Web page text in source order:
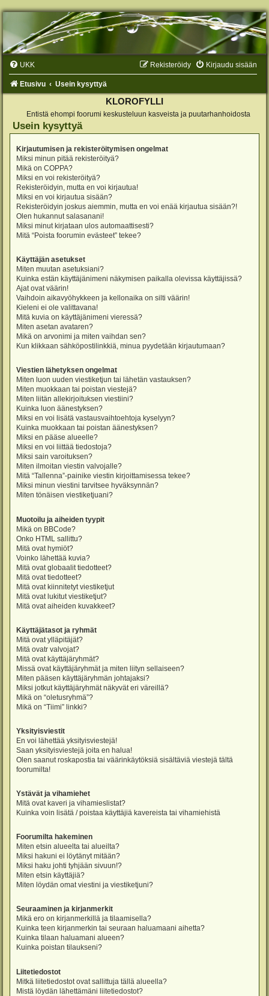
UKK Kirjaudu sisään
Rekisteröidy
Etusivu Usein kysyttyä
KLOROFYLLI
Entistä ehompi foorumi keskusteluun kasveista ja puutarhanhoidosta
Usein kysyttyä
Kirjautumisen ja rekisteröitymisen ongelmat
Miksi minun pitää rekisteröityä?
Mikä on COPPA?
Miksi en voi rekisteröityä?
Rekisteröidyin, mutta en voi kirjautua!
Miksi en voi kirjautua sisään?
Rekisteröidyin joskus aiemmin, mutta en voi enää kirjautua sisään?!
Olen hukannut salasanani!
Miksi minut kirjataan ulos automaattisesti?
Mitä “Poista foorumin evästeet” tekee?
Käyttäjän asetukset
Miten muutan asetuksiani?
Kuinka estän käyttäjänimeni näkymisen paikalla olevissa käyttäjissä?
Ajat ovat väärin!
Vaihdoin aikavyöhykkeen ja kellonaika on silti väärin!
Kieleni ei ole valittavana!
Mitä kuvia on käyttäjänimeni vieressä?
Miten asetan avataren?
Mikä on arvonimi ja miten vaihdan sen?
Kun klikkaan sähköpostilinkkiä, minua pyydetään kirjautumaan?
Viestien lähetyksen ongelmat
Miten luon uuden viestiketjun tai lähetän vastauksen?
Miten muokkaan tai poistan viestejä?
Miten liitän allekirjoituksen viestiini?
Kuinka luon äänestyksen?
Miksi en voi lisätä vastausvaihtoehtoja kyselyyn?
Kuinka muokkaan tai poistan äänestyksen?
Miksi en pääse alueelle?
Miksi en voi liittää tiedostoja?
Miksi sain varoituksen?
Miten ilmoitan viestin valvojalle?
Mitä “Tallenna”-painike viestin kirjoittamisessa tekee?
Miksi minun viestini tarvitsee hyväksynnän?
Miten tönäisen viestiketjuani?
Muotoilu ja aiheiden tyypit
Mikä on BBCode?
Onko HTML sallittu?
Mitä ovat hymiöt?
Voinko lähettää kuvia?
Mitä ovat globaalit tiedotteet?
Mitä ovat tiedotteet?
Mitä ovat kiinnitetyt viestiketjut
Mitä ovat lukitut viestiketjut?
Mitä ovat aiheiden kuvakkeet?
Käyttäjätasot ja ryhmät
Mitä ovat ylläpitäjät?
Mitä ovatr valvojat?
Mitä ovat käyttäjäryhmät?
Missä ovat käyttäjäryhmät ja miten liityn sellaiseen?
Miten pääsen käyttäjäryhmän johtajaksi?
Miksi jotkut käyttäjäryhmät näkyvät eri väreillä?
Mikä on “oletusryhmä”?
Mikä on “Tiimi” linkki?
Yksityisviestit
En voi lähettää yksityisviestejä!
Saan yksityisviestejä joita en halua!
Olen saanut roskapostia tai väärinkäytöksiä sisältäviä viestejä tältä
foorumilta!
Ystävät ja vihamiehet
Mitä ovat kaveri ja vihamieslistat?
Kuinka voin lisätä / poistaa käyttäjiä kavereista tai vihamiehistä
Foorumilta hakeminen
Miten etsin alueelta tai alueilta?
Miksi hakuni ei löytänyt mitään?
Miksi haku johti tyhjään sivuun!?
Miten etsin käyttäjiä?
Miten löydän omat viestini ja viestiketjuni?
Seuraaminen ja kirjanmerkit
Mikä ero on kirjanmerkillä ja tilaamisella?
Kuinka teen kirjanmerkin tai seuraan haluamaani aihetta?
Kuinka tilaan haluamani alueen?
Kuinka poistan tilaukseni?
Liitetiedostot
Mitkä liitetiedostot ovat sallittuja tällä alueella?
Mistä löydän lähettämäni liitetiedostot?